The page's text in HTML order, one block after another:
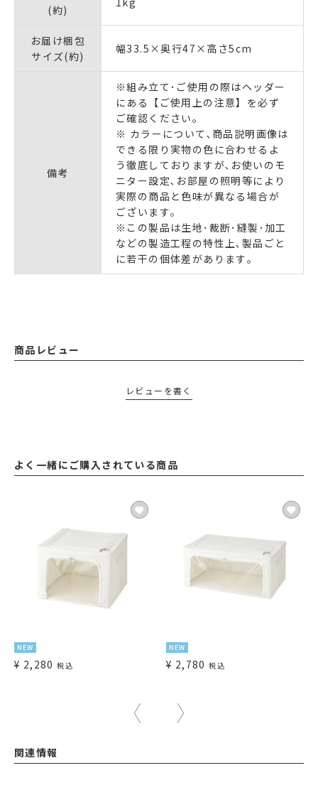
(約)
お届け梱包
サイズ(約)
幅33.5×奥行47×高さ5cm
備考
※組み立て･ご使用の際はヘッダー
にある【ご使用上の注意】を必ず
ご確認ください｡
※ カラーについて､商品説明画像は
できる限り実物の色に合わせるよ
う徹底しておりますが､お使いのモ
ニター設定､お部屋の照明等により
実際の商品と色味が異なる場合が
ございます｡
※この製品は生地･裁断･縫製･加工
などの製造工程の特性上､製品ごと
に若干の個体差があります｡
商品レビュー
レビューを書く
よく一緒にご購入されている商品
NEW
¥ 2,280 税込
NEW
¥ 2,780 税込
関連情報